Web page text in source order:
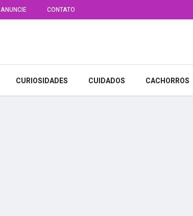
ANUNCIE CONTATO
CURIOSIDADES CUIDADOS CACHORROS